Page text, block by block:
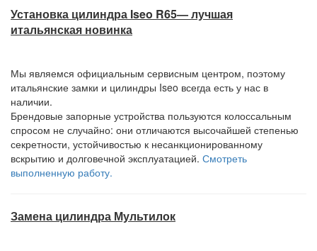
Установка цилиндра Iseo R65— лучшая
итальянская новинка
Мы являемся официальным сервисным центром, поэтому
итальянские замки и цилиндры Iseo всегда есть у нас в
наличии.
Брендовые запорные устройства пользуются колоссальным
спросом не случайно: они отличаются высочайшей степенью
секретности, устойчивостью к несанкционированному
вскрытию и долговечной эксплуатацией. Смотреть
выполненную работу.
Замена цилиндра Мультилок